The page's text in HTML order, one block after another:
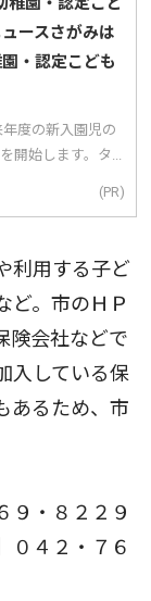
ースさがみは
・認定こども
度の新入園児の
開始します。タ...
(PR)
利用する子ど
ど。市のＨＰ
険会社などで
入している保
あるため、市
９・８２２９
０４２・７６